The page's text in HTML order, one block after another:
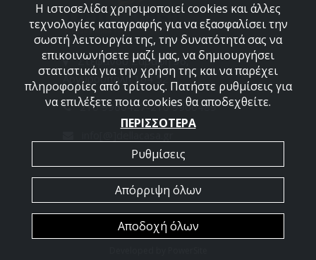
Στεφάνου Σαράφη 36,
Αργυρούπολη 164 52
210 9960427-210 9960489
2026 @ All Rights Reserved - Dellacasa
Η ιστοσελίδα χρησιμοποιεί cookies και άλλες
τεχνολογίες καταγραφής για να εξασφαλίσει την
σωστή λειτουργία της, την δυνατότητά σας να
επικοινωνήσετε μαζί μας, να δημιουργήσει
στατιστικά για την χρήση της και να παρέχει
πληροφορίες από τρίτους. Πατήστε ρυθμίσεις για
να επιλέξετε ποια cookies θα αποδεχθείτε.
ΠΕΡΙΣΣΟΤΕΡΑ
Ρυθμίσεις
Απόρριψη όλων
Αποδοχή όλων